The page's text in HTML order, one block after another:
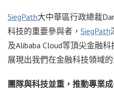
SiegPath大中華區行政總裁
科技的重要參與者， SiegPath
及Alibaba Cloud等頂尖金融
展現出我們在金融科技領域
團隊與科技並重，推動專業